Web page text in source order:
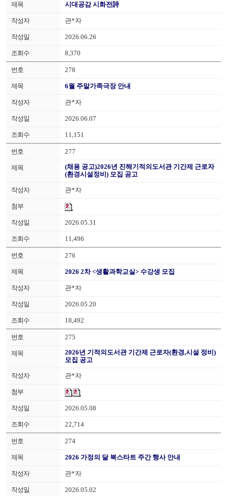
시대공감 시화전詩
관*자
2026.06.26
8,370
278
6월 주말가족극장 안내
관*자
2026.06.07
11,151
277
(채용 공고)2026년 진해기적의도서관 기간제 근로자
(환경시설정비) 모집 공고
관*자
2026.05.31
11,496
276
2026 2차 <생활과학교실> 수강생 모집
관*자
2026.05.20
18,492
275
2026년 기적의도서관 기간제 근로자(환경,시설 정비)
모집 공고
관*자
2026.05.08
22,714
274
2026 가정의 달 북스타트 주간 행사 안내
관*자
2026.05.02